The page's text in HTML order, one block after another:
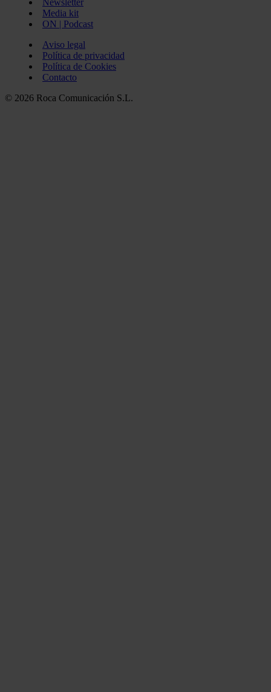
Newsletter
Media kit
ON | Podcast
Aviso legal
Política de privacidad
Política de Cookies
Contacto
© 2026 Roca Comunicación S.L.